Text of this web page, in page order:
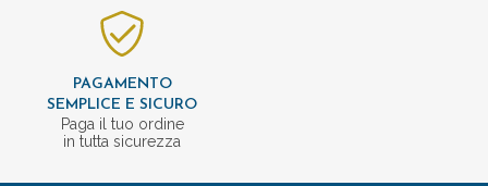
PAGAMENTO
SEMPLICE E SICURO
Paga il tuo ordine
in tutta sicurezza